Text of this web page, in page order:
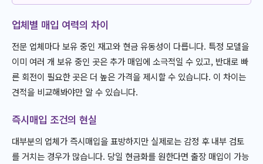
업체별 매입 여력의 차이
전문 업체마다 보유 중인 재고와 현금 유동성이 다릅니다. 특정 모델을
이미 여러 개 보유 중인 곳은 추가 매입에 소극적일 수 있고, 반대로 빠
른 회전이 필요한 곳은 더 높은 가격을 제시할 수 있습니다. 이 차이는
견적을 비교해봐야만 알 수 있습니다.
즉시매입 조건의 현실
대부분의 업체가 즉시매입을 표방하지만 실제로는 감정 후 내부 검토
를 거치는 경우가 많습니다. 당일 현금화를 원한다면 출장 매입이 가능